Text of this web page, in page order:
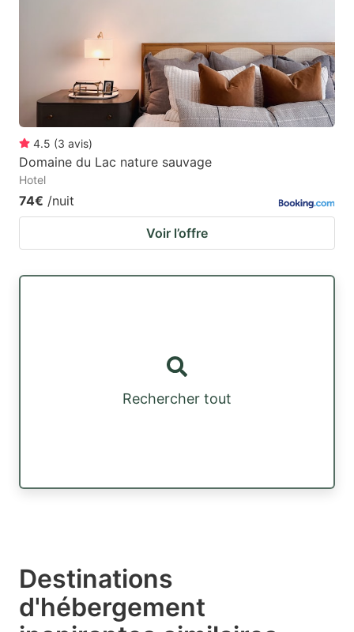
4.5 (3 avis)
Domaine du Lac nature sauvage
Hotel
74€ /nuit
Voir l’offre
Rechercher tout
Destinations
d'hébergement